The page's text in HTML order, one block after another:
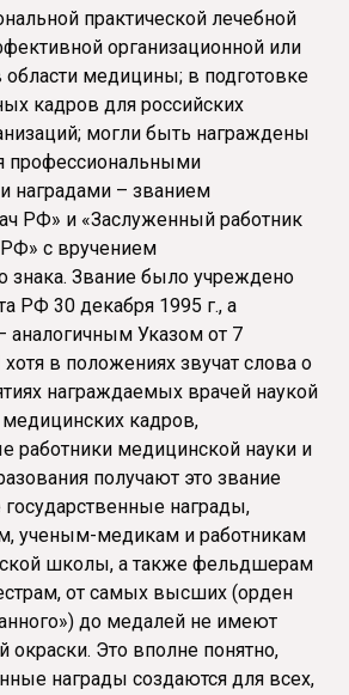
практической лечебной
организационной или
области медицины; в подготовке
кадров для российских
могли быть награждены
профессиональными
наградами – званием
РФ» и «Заслуженный работник
с вручением
знака. Звание было учреждено
РФ 30 декабря 1995 г., а
аналогичным Указом от 7
хотя в положениях звучат слова о
награждаемых врачей наукой
кадров,
работники медицинской науки и
получают это звание
награды,
ученым-медикам и работникам
школы, а также фельдшерам
от самых высших (орден
до медалей не имеют
окраски. Это вполне понятно,
награды создаются для всех,